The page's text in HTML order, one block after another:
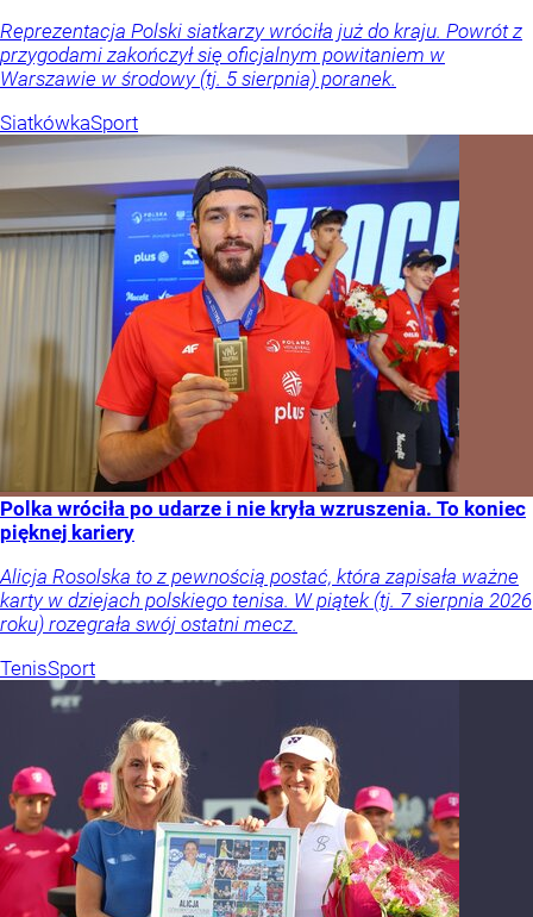
Reprezentacja Polski siatkarzy wróciła już do kraju. Powrót z
przygodami zakończył się oficjalnym powitaniem w
Warszawie w środowy (tj. 5 sierpnia) poranek.
SiatkówkaSport
Polka wróciła po udarze i nie kryła wzruszenia. To koniec
pięknej kariery
Alicja Rosolska to z pewnością postać, która zapisała ważne
karty w dziejach polskiego tenisa. W piątek (tj. 7 sierpnia 2026
roku) rozegrała swój ostatni mecz.
TenisSport